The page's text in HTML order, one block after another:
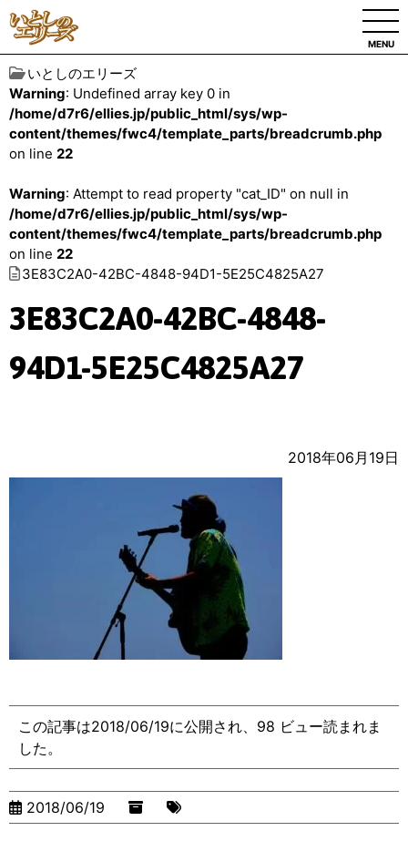
MENU
いとしのエリーズ
Warning: Undefined array key 0 in
/home/d7r6/ellies.jp/public_html/sys/wp-
content/themes/fwc4/template_parts/breadcrumb.php
on line 22
Warning: Attempt to read property "cat_ID" on null in
/home/d7r6/ellies.jp/public_html/sys/wp-
content/themes/fwc4/template_parts/breadcrumb.php
on line 22
3E83C2A0-42BC-4848-94D1-5E25C4825A27
3E83C2A0-42BC-4848-
94D1-5E25C4825A27
2018年06月19日
この記事は2018/06/19に公開され、98 ビュー読まれま
した。
2018/06/19